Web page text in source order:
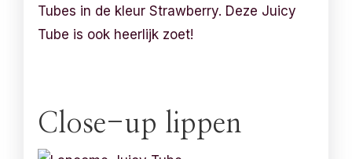
Tubes in de kleur Strawberry. Deze Juicy
Tube is ook heerlijk zoet!
Close-up lippen